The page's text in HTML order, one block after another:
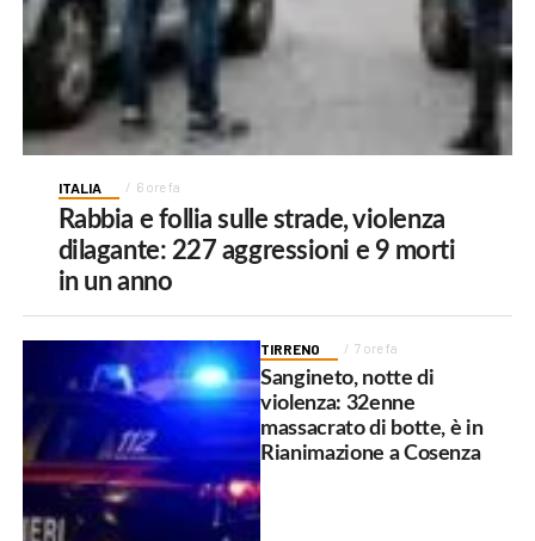
ITALIA 6 ore fa
Rabbia e follia sulle strade, violenza
dilagante: 227 aggressioni e 9 morti
in un anno
TIRRENO 7 ore fa
Sangineto, notte di
violenza: 32enne
massacrato di botte, è in
Rianimazione a Cosenza